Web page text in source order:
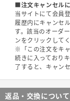
■注文キャンセル
当サイトにて会員
履歴内にキャンセ
す。該当のオーダ
ンをクリックしてく
※「この注文をキ
続きに入っており
了すると、キャン
返品・交換について